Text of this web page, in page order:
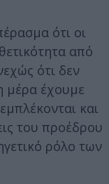
ότι οι
από
ότι δεν
μέρα έχουμε
και
του προέδρου
ρόλο των